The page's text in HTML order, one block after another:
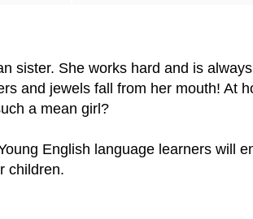
sister. She works hard and is
and jewels fall from her mouth! At
a mean girl?
English language learners will
children.